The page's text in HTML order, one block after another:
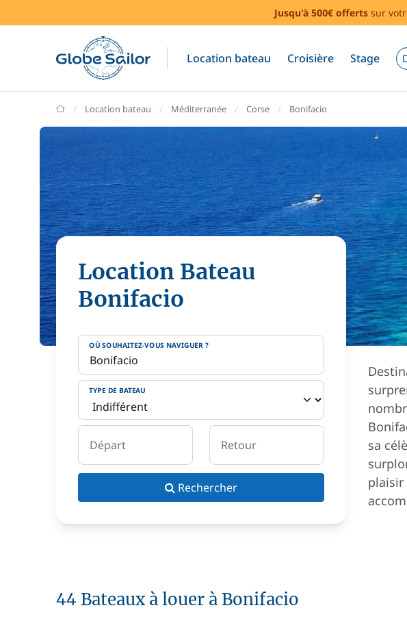
Jusqu'à 500€ offerts sur
Location bateau Croisière Stage
GlobeSailor
Location bateau Méditerranée Corse Bonifacio
Location Bateau
Bonifacio
OÙ SOUHAITEZ-VOUS NAVIGUER ?
TYPE DE BATEAU
Départ Retour
Rechercher
sa
plaisir
44 Bateaux à louer à Bonifacio